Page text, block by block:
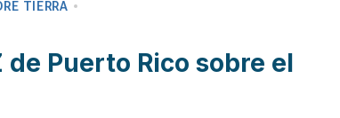
TIERRA
Puerto Rico sobre el